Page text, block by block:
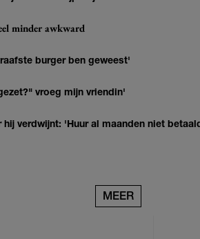
minder awkward
burger ben geweest'
vroeg mijn vriendin'
verdwijnt: 'Huur al maanden niet
MEER